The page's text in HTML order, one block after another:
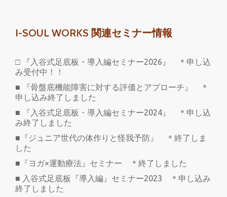
I-SOUL WORKS 関連セミナー情報
□ 『入谷式足底板・導入編セミナー2026』 ＊申し込
み受付中！！
■ 『骨盤底機能障害に対する評価とアプローチ』 ＊
申し込み終了しました
■ 『入谷式足底板・導入編セミナー2024』 ＊申し込
み終了しました
■『ジュニア世代の体作りと怪我予防』 ＊終了しま
した
■『ヨガ×運動療法』セミナー ＊終了しました
■ 入谷式足底板『導入編』セミナー2023 ＊申し込み
終了しました